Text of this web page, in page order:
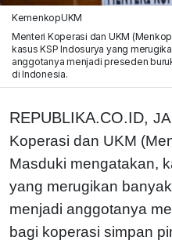
KemenkopUKM
Menteri Koperasi dan UKM
kasus KSP Indosurya yang
anggotanya menjadi preseden
di Indonesia.
REPUBLIKA.CO.ID,
Koperasi dan UKM
Masduki mengatakan,
yang merugikan
menjadi anggotanya
bagi koperasi simpan